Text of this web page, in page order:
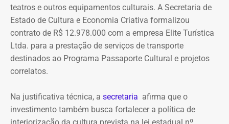
Viagens internacionais sob pretexto
acadêmico
Apenas no exercício de 2025, as despesas ligadas a
Victor Travancas dispararam e chegaram a R$ 228,6 mil,
Madri, Nova York, Paris, Amsterdã e Barcelona.
pagamento. Com isso, a Meta também seria obrigada a
elaborar uma tabela comparativa, indicando se os perfis
compartilham telefones, dispositivos, endereços de IP,
administradores, contas de anúncios, meios de
pagamento ou gerenciadores de negócios.
Ação também requer anúncios e
impulsionamentos e cita morte de
teatros e outros equipamentos culturais. A Secretaria de
Estado de Cultura e Economia Criativa formalizou
contrato de R$ 12.978.000 com a empresa Elite Turística
Ltda. para a prestação de serviços de transporte
destinados ao Programa Passaporte Cultural e projetos
correlatos.
Na justificativa técnica, a secretaria afirma que o
investimento também busca fortalecer a política de